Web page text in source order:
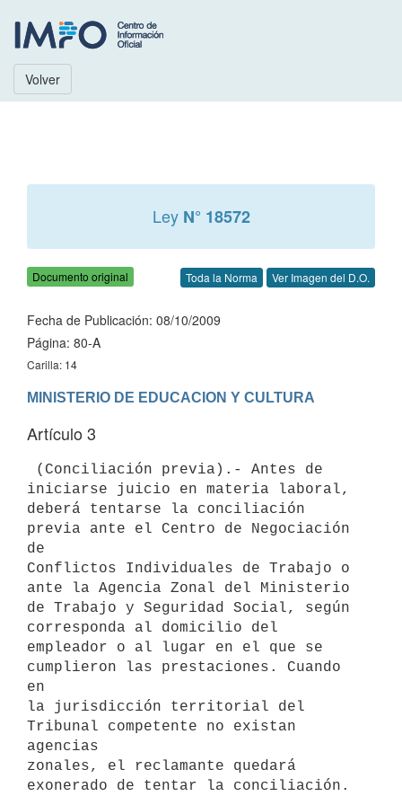
Volver
Ley N° 18572
Documento original Toda la Norma Ver Imagen del D.O.
Fecha de Publicación: 08/10/2009
Página: 80-A
Carilla: 14
Artículo 3
iniciarse juicio en materia laboral,
deberá tentarse la conciliación
previa ante el Centro de Negociación
de
Conflictos Individuales de Trabajo o
ante la Agencia Zonal del Ministerio
de Trabajo y Seguridad Social, según
corresponda al domicilio del
empleador o al lugar en el que se
cumplieron las prestaciones. Cuando
en
la jurisdicción territorial del
Tribunal competente no existan
agencias
zonales, el reclamante quedará
exonerado de tentar la conciliación.